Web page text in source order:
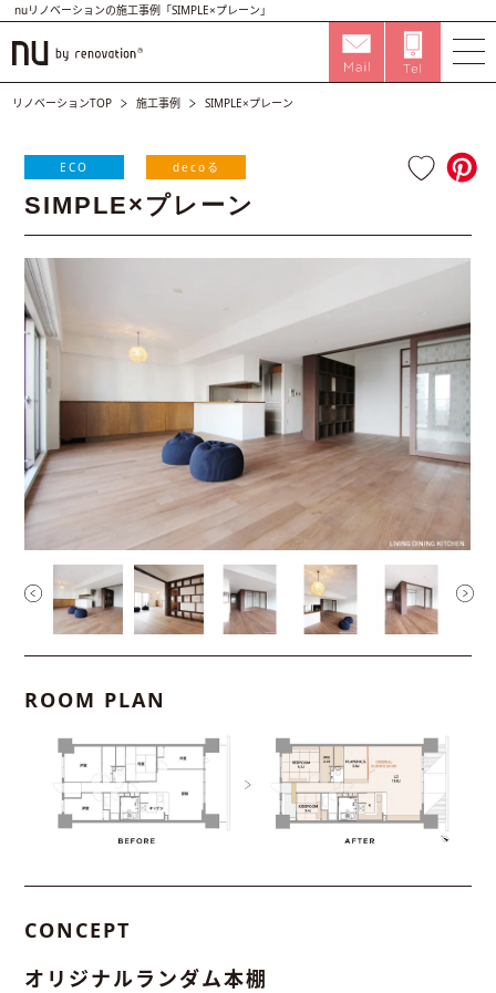
nuリノベーションの施工事例「SIMPLE×プレーン」
リノベーションTOP 施工事例 SIMPLE×プレーン
ECO decoる
SIMPLE×プレーン
ROOM PLAN
CONCEPT
オリジナルランダム本棚